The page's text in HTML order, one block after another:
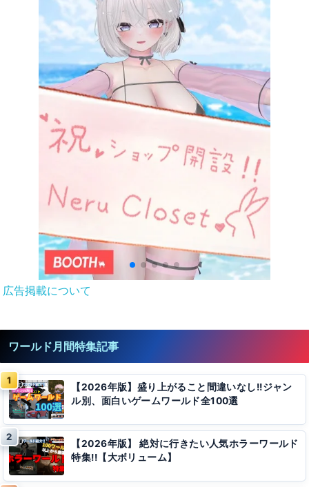
広告掲載について
ワールド月間特集記事
【2026年版】盛り上がること間違いなし!!ジャン
ル別、面白いゲームワールド全100選
【2026年版】 絶対に行きたい人気ホラーワールド
特集!!【大ボリューム】